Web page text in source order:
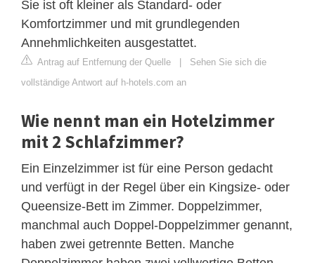
Sie ist oft kleiner als Standard- oder
Komfortzimmer und mit grundlegenden
Annehmlichkeiten ausgestattet.
Antrag auf Entfernung der Quelle | Sehen Sie sich die
vollständige Antwort auf h-hotels.com an
Wie nennt man ein Hotelzimmer
mit 2 Schlafzimmer?
Ein Einzelzimmer ist für eine Person gedacht
und verfügt in der Regel über ein Kingsize- oder
Queensize-Bett im Zimmer. Doppelzimmer,
manchmal auch Doppel-Doppelzimmer genannt,
haben zwei getrennte Betten. Manche